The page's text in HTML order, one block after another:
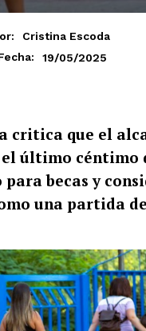
Cristina Escoda
19/05/2025
critica que el
último céntimo
becas y
una partida de